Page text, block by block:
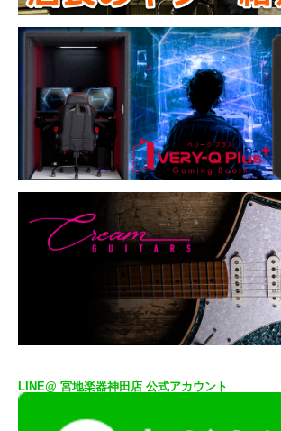
LINE@ 宮地楽器神田店 公式アカウント